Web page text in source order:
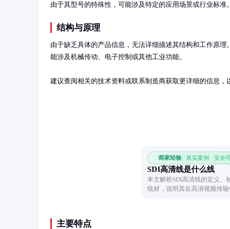
由于其型号的特殊性，可能涉及特定的应用场景或行业标
结构与原理
由于缺乏具体的产品信息，无法详细描述其结构和工作原理
能涉及机械传动、电子控制或其他工业功能。
建议查阅相关的技术资料或联系制造商获取更详细的信息，
商家经验 真实案例 · 安全
SDI高清线是什么线
本文解析SDI高清线的定义、
线材，说明其在高清视频传
主要特点